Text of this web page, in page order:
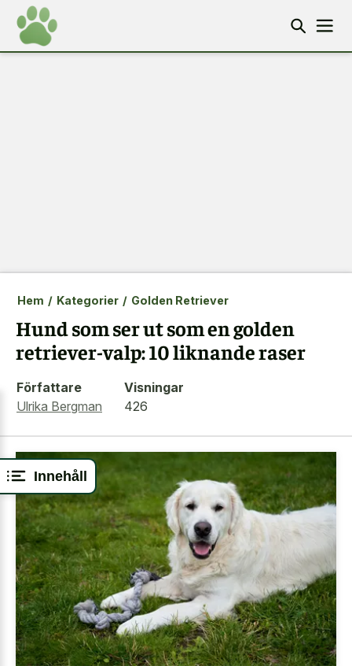
Innehåll
Hem / Kategorier / Golden Retriever
Hund som ser ut som en golden
retriever-valp: 10 liknande raser
Författare
Ulrika Bergman
Visningar
426